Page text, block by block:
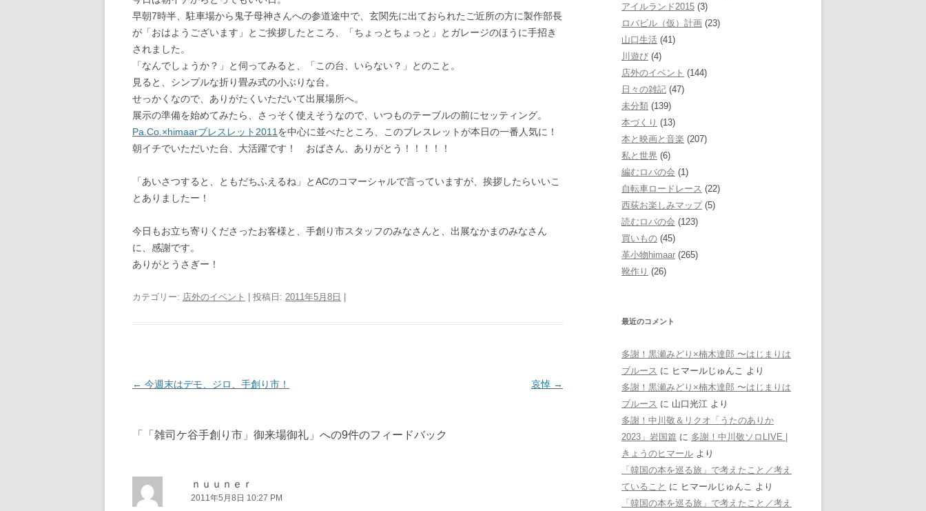
早朝7時半、駐車場から鬼子母神さんへの参道途中で、玄関先に出ておられたご近所の方に製作部長
が「おはようございます」とご挨拶したところ、「ちょっとちょっと」とガレージのほうに手招き
されました。
「なんでしょうか？」と伺ってみると、「この台、いらない？」とのこと。
見ると、シンプルな折り畳み式の小ぶりな台。
せっかくなので、ありがたくいただいて出展場所へ。
展示の準備を始めてみたら、さっそく使えそうなので、いつものテーブルの前にセッティング。
Pa.Co.×himaarブレスレット2011 を中心に並べたところ、このブレスレットが本日の一番人気に！
朝イチでいただいた台、大活躍です！ おばさん、ありがとう！！！！！
「あいさつすると、ともだちふえるね」とACのコマーシャルで言っていますが、挨拶したらいいこ
とありましたー！
今日もお立ち寄りくださったお客様と、手創り市スタッフのみなさんと、出展なかまのみなさん
に、感謝です。
ありがとうさぎー！
カテゴリー: 店外のイベント | 投稿日: 2011年5月8日
投
シ
← 今週末はデモ、ジロ、手創り市！ 哀悼 →
「 「雑司ケ谷手創り市」御来場御礼 」への9件のフィードバック
ｎｕｕｎｅｒ
2011年5月8日 10:27 PM
アイルランド2015 (3)
ロバビル（仮）計画 (23)
山口生活 (41)
川遊び (4)
店外のイベント (144)
日々の雑記 (47)
未分類 (139)
本づくり (13)
本と映画と音楽 (207)
私と世界 (6)
編むロバの会 (1)
自転車ロードレース (22)
西荻お楽しみマップ(5)
読むロバの会 (123)
買いもの (45)
革小物himaar (265)
靴作り (26)
最近のコメント
多謝！黒瀬みどり×楠木達郎 〜はじまりは
ブルース に ヒマールじゅんこ より
多謝！黒瀬みどり×楠木達郎 〜はじまりは
ブルース に 山口光江 より
多謝！中川敬＆リクオ「うたのありか
2023」岩国篇 に 多謝！中川敬ソロLIVE |
きょうのヒマール より
「韓国の本を巡る旅」で考えたこと／考え
ていること に ヒマールじゅんこ より
「韓国の本を巡る旅」で考えたこと／考え